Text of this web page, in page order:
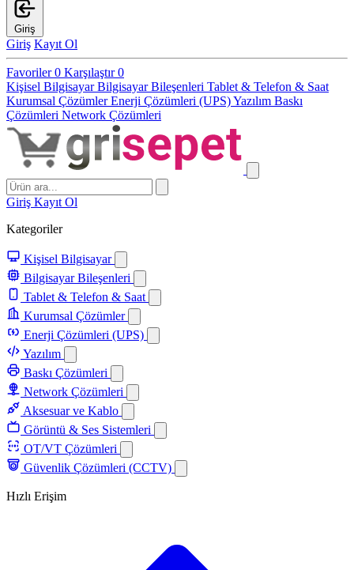
Giriş
Giriş Kayıt Ol
Favoriler0 Karşılaştır0
Kişisel BilgisayarBilgisayar Bileşenleri Tablet & Telefon & Saat
Kurumsal ÇözümlerEnerji Çözümleri (UPS)Yazılım Baskı
Çözümleri Network Çözümleri
Giriş Kayıt Ol
Kategoriler
Kişisel Bilgisayar
Bilgisayar Bileşenleri
Tablet & Telefon & Saat
Kurumsal Çözümler
Enerji Çözümleri (UPS)
Yazılım
Baskı Çözümleri
Network Çözümleri
Aksesuar ve Kablo
Görüntü & Ses Sistemleri
OT/VT Çözümleri
Güvenlik Çözümleri (CCTV)
Hızlı Erişim